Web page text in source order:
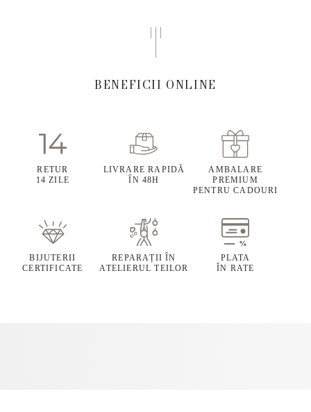
BENEFICII ONLINE
RETUR
14 ZILE
LIVRARE RAPIDĂ
ÎN 48H
AMBALARE
PREMIUM
PENTRU CADOURI
BIJUTERII
CERTIFICATE
REPARAȚII ÎN
ATELIERUL TEILOR
PLATA
ÎN RATE